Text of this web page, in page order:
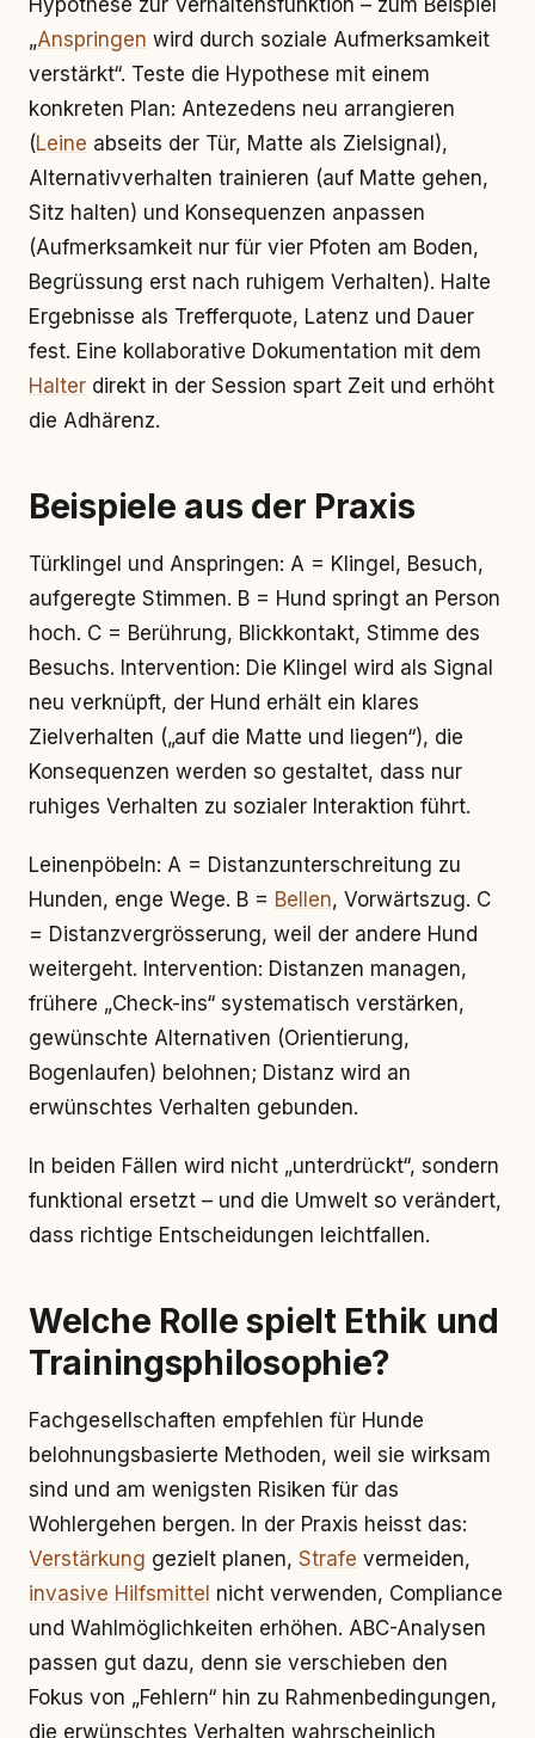
Hypothese zur Verhaltensfunktion – zum Beispiel
„Anspringen wird durch soziale Aufmerksamkeit
verstärkt“. Teste die Hypothese mit einem
konkreten Plan: Antezedens neu arrangieren
(Leine abseits der Tür, Matte als Zielsignal),
Alternativverhalten trainieren (auf Matte gehen,
Sitz halten) und Konsequenzen anpassen
(Aufmerksamkeit nur für vier Pfoten am Boden,
Begrüssung erst nach ruhigem Verhalten). Halte
Ergebnisse als Trefferquote, Latenz und Dauer
fest. Eine kollaborative Dokumentation mit dem
Halter direkt in der Session spart Zeit und erhöht
die Adhärenz.
Beispiele aus der Praxis
Türklingel und Anspringen: A = Klingel, Besuch,
aufgeregte Stimmen. B = Hund springt an Person
hoch. C = Berührung, Blickkontakt, Stimme des
Besuchs. Intervention: Die Klingel wird als Signal
neu verknüpft, der Hund erhält ein klares
Zielverhalten („auf die Matte und liegen“), die
Konsequenzen werden so gestaltet, dass nur
ruhiges Verhalten zu sozialer Interaktion führt.
Leinenpöbeln: A = Distanzunterschreitung zu
Hunden, enge Wege. B = Bellen, Vorwärtszug. C
= Distanzvergrösserung, weil der andere Hund
weitergeht. Intervention: Distanzen managen,
frühere „Check-ins“ systematisch verstärken,
gewünschte Alternativen (Orientierung,
Bogenlaufen) belohnen; Distanz wird an
erwünschtes Verhalten gebunden.
In beiden Fällen wird nicht „unterdrückt“, sondern
funktional ersetzt – und die Umwelt so verändert,
dass richtige Entscheidungen leichtfallen.
Welche Rolle spielt Ethik und
Trainingsphilosophie?
Fachgesellschaften empfehlen für Hunde
belohnungsbasierte Methoden, weil sie wirksam
sind und am wenigsten Risiken für das
Wohlergehen bergen. In der Praxis heisst das:
Verstärkung gezielt planen, Strafe vermeiden,
invasive Hilfsmittel nicht verwenden, Compliance
und Wahlmöglichkeiten erhöhen. ABC-Analysen
passen gut dazu, denn sie verschieben den
Fokus von „Fehlern“ hin zu Rahmenbedingungen,
die erwünschtes Verhalten wahrscheinlich